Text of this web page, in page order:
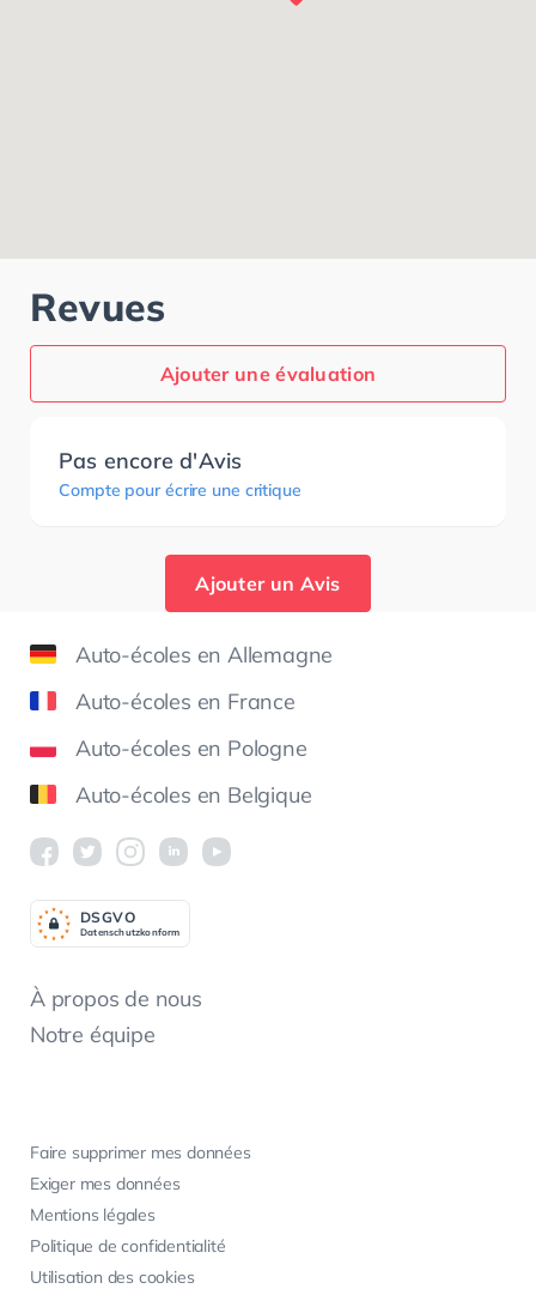
Revues
Ajouter une évaluation
Pas encore d'Avis
Compte pour écrire une critique
Ajouter un Avis
Auto-écoles en Allemagne
Auto-écoles en France
Auto-écoles en Pologne
Auto-écoles en Belgique
À propos de nous
Notre équipe
Faire supprimer mes données
Exiger mes données
Mentions légales
Politique de confidentialité
Utilisation des cookies
Datenschutzkonform
DSGVO